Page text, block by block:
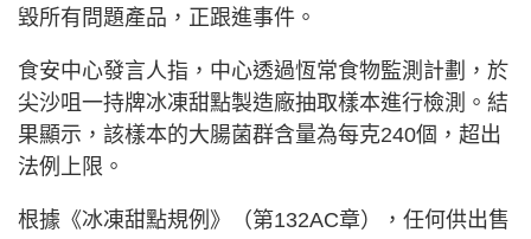
毀所有問題產品，正跟進事件。
食安中心發言人指，中心透過恆常食物監測計劃，於
尖沙咀一持牌冰凍甜點製造廠抽取樣本進行檢測。結
果顯示，該樣本的大腸菌群含量為每克240個，超出
法例上限。
根據《冰凍甜點規例》（第132AC章），任何供出售